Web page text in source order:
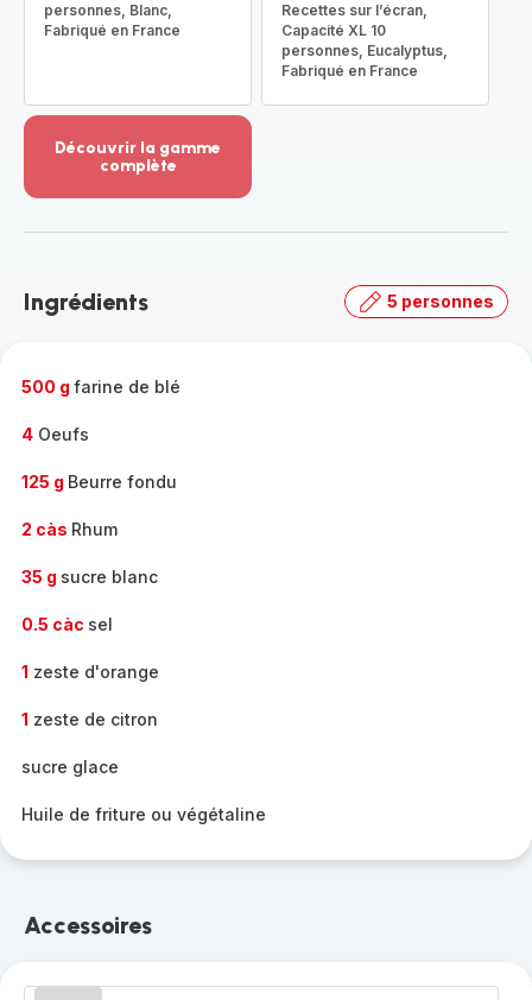
personnes, Blanc,
Fabriqué en France
Recettes sur l’écran,
Capacité XL 10
personnes, Eucalyptus,
Fabriqué en France
Découvrir la gamme
complète
-
gamme
Ingrédients 5 personnes
500 g farine de blé
4 Oeufs
125 g Beurre fondu
2 càs Rhum
35 g sucre blanc
0.5 càc sel
1 zeste d'orange
1 zeste de citron
sucre glace
Huile de friture ou végétaline
Accessoires